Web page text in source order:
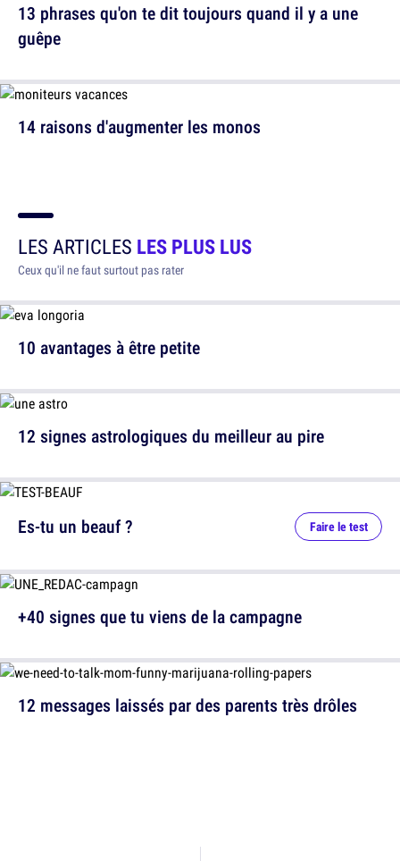
13 phrases qu'on te dit toujours quand il y a une
guêpe
14 raisons d'augmenter les monos
LES ARTICLES LES PLUS LUS
Ceux qu'il ne faut surtout pas rater
10 avantages à être petite
12 signes astrologiques du meilleur au pire
12 messages laissés par des parents très drôles
Es-tu un beauf ? Faire le test
+40 signes que tu viens de la campagne